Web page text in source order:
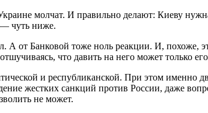
молчат. И правильно делают: Киеву
— чуть ниже.
от Банковой тоже ноль реакции. И, похоже,
что давить на него может только
и республиканской. При этом именно
жестких санкций против России, даже
не может.